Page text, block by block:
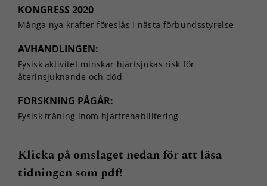
KONGRESS 2020
Många nya krafter föreslås i nästa förbundsstyrelse
AVHANDLINGEN:
Fysisk aktivitet minskar hjärtsjukas risk för
återinsjuknande och död
FORSKNING PÅGÅR:
Fysisk träning inom hjärtrehabilitering
Klicka på omslaget nedan för att läsa
tidningen som pdf!